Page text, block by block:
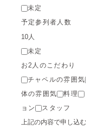
未定
予定参列者人数
未定
お2人のこだわり
チャペルの雰囲気
体の雰囲気
料理
ョン
スタッフ